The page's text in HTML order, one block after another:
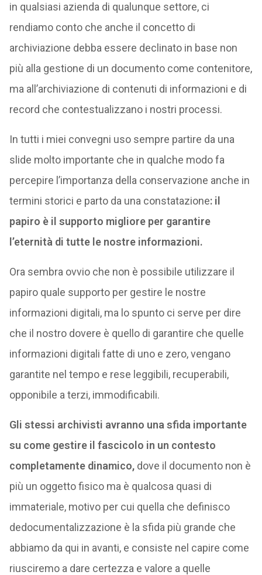
in qualsiasi azienda di qualunque settore, ci
rendiamo conto che anche il concetto di
archiviazione debba essere declinato in base non
più alla gestione di un documento come contenitore,
ma all’archiviazione di contenuti di informazioni e di
record che contestualizzano i nostri processi.
In tutti i miei convegni uso sempre partire da una
slide molto importante che in qualche modo fa
percepire l’importanza della conservazione anche in
termini storici e parto da una constatazione: il
papiro è il supporto migliore per garantire
l’eternità di tutte le nostre informazioni.
Ora sembra ovvio che non è possibile utilizzare il
papiro quale supporto per gestire le nostre
informazioni digitali, ma lo spunto ci serve per dire
che il nostro dovere è quello di garantire che quelle
informazioni digitali fatte di uno e zero, vengano
garantite nel tempo e rese leggibili, recuperabili,
opponibile a terzi, immodificabili.
Gli stessi archivisti avranno una sfida importante
su come gestire il fascicolo in un contesto
completamente dinamico, dove il documento non è
più un oggetto fisico ma è qualcosa quasi di
immateriale, motivo per cui quella che definisco
dedocumentalizzazione è la sfida più grande che
abbiamo da qui in avanti, e consiste nel capire come
riusciremo a dare certezza e valore a quelle